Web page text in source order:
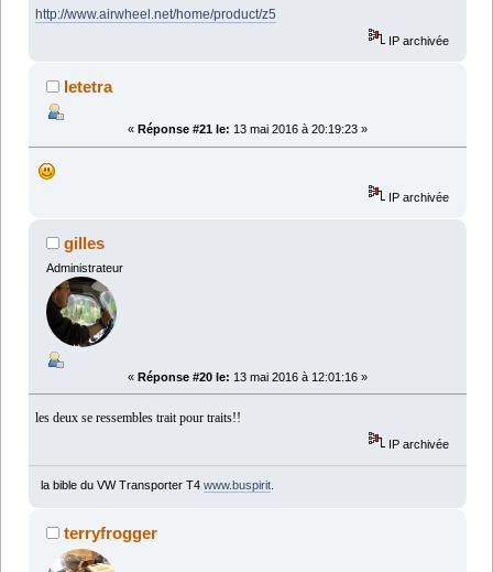
http://www.airwheel.net/home/product/z5
IP archivée
letetra
« Réponse #21 le: 13 mai 2016 à 20:19:23 »
IP archivée
gilles
Administrateur
« Réponse #20 le: 13 mai 2016 à 12:01:16 »
les deux se ressembles trait pour traits!!
IP archivée
la bible du VW Transporter T4 www.buspirit.
terryfrogger